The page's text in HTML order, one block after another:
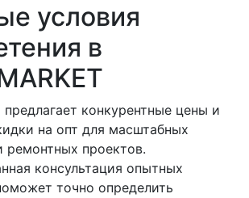
условия
в
конкурентные цены и
на опт для масштабных
ремонтных проектов.
консультация опытных
точно определить